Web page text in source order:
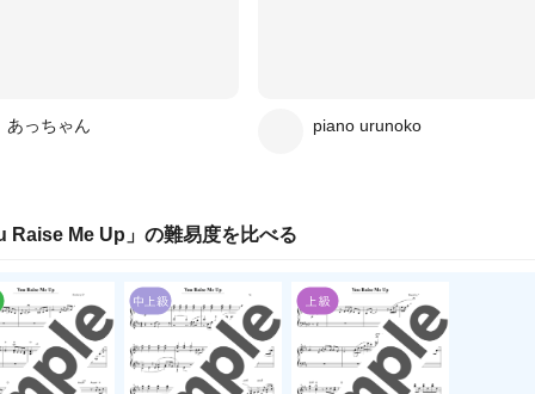
あっちゃん piano urunoko
Raise Me Up 」の難易度を比べる